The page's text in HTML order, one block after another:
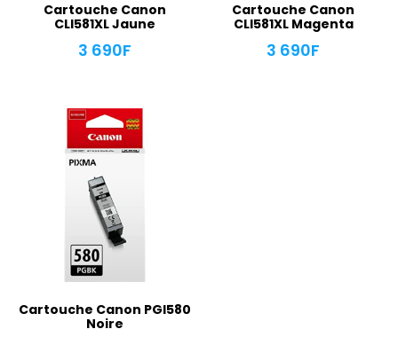
Cartouche Canon
CLI581XL Jaune
3 690F
Cartouche Canon
CLI581XL Magenta
3 690F
Cartouche Canon PGI580
Noire